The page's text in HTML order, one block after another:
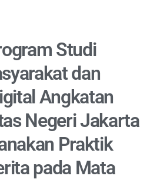
Studi
dan
Angkatan
Negeri Jakarta
Praktik
pada Mata